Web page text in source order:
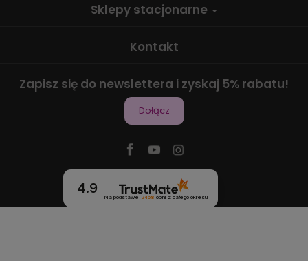
Sklepy stacjonarne
Kontakt
Zapisz się do newslettera i zyskaj 5% rabatu!
Dołącz
4.9
Na podstawie 2468 opinii z całego okresu